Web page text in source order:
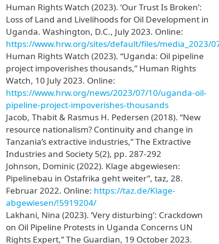
Human Rights Watch (2023). ‘Our Trust Is Broken’:
Loss of Land and Livelihoods for Oil Development in
Uganda. Washington, D.C., July 2023. Online:
https://www.hrw.org/sites/default/files/media_2023/
Human Rights Watch (2023). “Uganda: Oil pipeline
project impoverishes thousands,” Human Rights
Watch, 10 July 2023. Online:
https://www.hrw.org/news/2023/07/10/uganda-oil-
pipeline-project-impoverishes-thousands
Jacob, Thabit & Rasmus H. Pedersen (2018). “New
resource nationalism? Continuity and change in
Tanzania’s extractive industries,” The Extractive
Industries and Society 5(2), pp. 287-292
Johnson, Dominic (2022). Klage abgewiesen:
Pipelinebau in Ostafrika geht weiter”, taz, 28.
Februar 2022. Online: https://taz.de/Klage-
abgewiesen/!5919204/
Lakhani, Nina (2023). ‘Very disturbing’: Crackdown
on Oil Pipeline Protests in Uganda Concerns UN
Rights Expert,” The Guardian, 19 October 2023.